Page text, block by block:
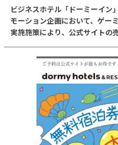
ビジネスホテル「ドーミーイン
モーション企画において、ゲー
実施施策により、公式サイトの